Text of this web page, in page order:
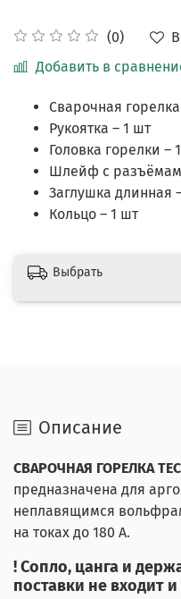
(0)
Добавить в
Сварочная горелка
Рукоятка – 1 шт
Головка горелки –
Шлейф с
Заглушка длинная
Кольцо – 1 шт
Выбрать
Описание
СВАРОЧНАЯ ГОРЕЛКА
предназначена для
неплавящимся
на токах до 180 А.
! Сопло, цанга и
поставки не входит